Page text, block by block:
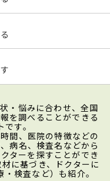
・悩みに合わせ、全国
を調べることができる
す。
間、医院の特徴などの
病名、検査名などから
ターを探すことができ
に基づき、ドクターに
検査など）も紹介。